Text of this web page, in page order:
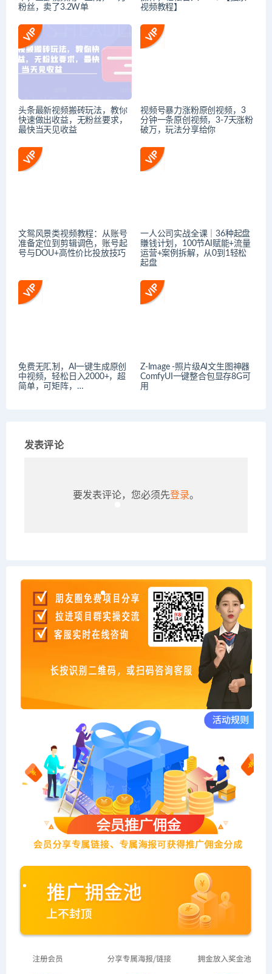
粉丝，卖了3.2W单
视频教程】
头条最新视频搬砖玩法，教你
快速做出收益，无粉丝要求，
最快当天见收益
视频号暴力涨粉原创视频，3
分钟一条原创视频，3-7天涨粉
破万，玩法分享给你
文鸳风景类视频教程：从账号
准备定位到剪辑调色，账号起
号与DOU+高性价比投放技巧
一人公司实战全课｜36种起盘
賺钱计划，100节AI赋能+流量
运营+案例拆解，从0到1轻松
起盘
免费无限制，AI一键生成原创
中视频，轻松日入2000+，超
简单，可矩阵，…
Z-Image -照片级AI文生图神器
ComfyUI一键整合包显存8G可
用
发表评论
要发表评论，您必须先登录。